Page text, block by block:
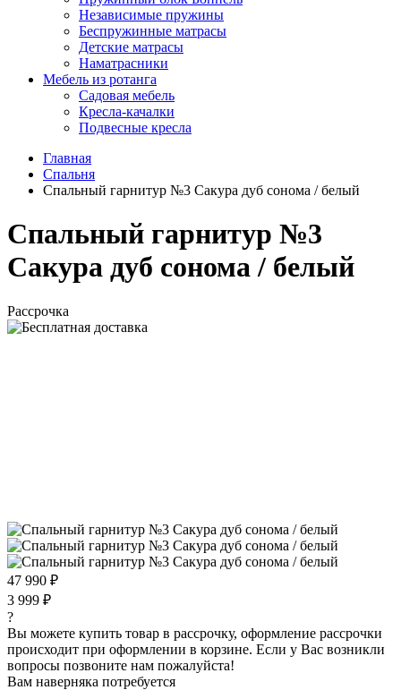
Независимые пружины
Беспружинные матрасы
Детские матрасы
Наматрасники
Мебель из ротанга
Садовая мебель
Кресла-качалки
Подвесные кресла
Главная
Спальня
Спальный гарнитур №3 Сакура дуб сонома / белый
Спальный гарнитур №3
Сакура дуб сонома / белый
Рассрочка
47 990 ₽
3 999 ₽
?
Вы можете купить товар в рассрочку, оформление рассрочки
происходит при оформлении в корзине. Если у Вас возникли
вопросы позвоните нам пожалуйста!
Вам наверняка потребуется